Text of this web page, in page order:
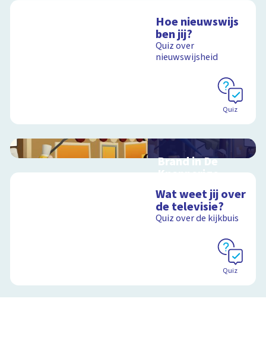
Hoe nieuwswijs
ben jij?
Quiz over
nieuwswijsheid
Quiz
Brand in De
Knapperige
Korst
Kruip in de rol van
journalist,
juicevlogger of
Schoolplaat
Wat weet jij over
de televisie?
Quiz over de kijkbuis
Quiz